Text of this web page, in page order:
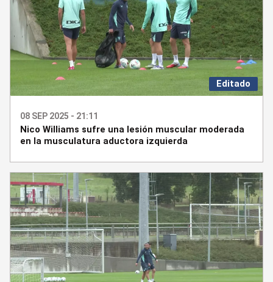
Editado
08 SEP 2025 - 21:11
Nico Williams sufre una lesión muscular moderada
en la musculatura aductora izquierda